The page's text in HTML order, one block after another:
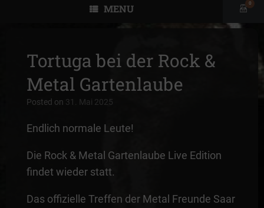
MENU
View
cart
0
Tortuga bei der Rock &
Metal Gartenlaube
Posted on 31. Mai 2025
Endlich normale Leute!
Die Rock & Metal Gartenlaube Live Edition
findet wieder statt.
Das offizielle Treffen der Metal Freunde Saar